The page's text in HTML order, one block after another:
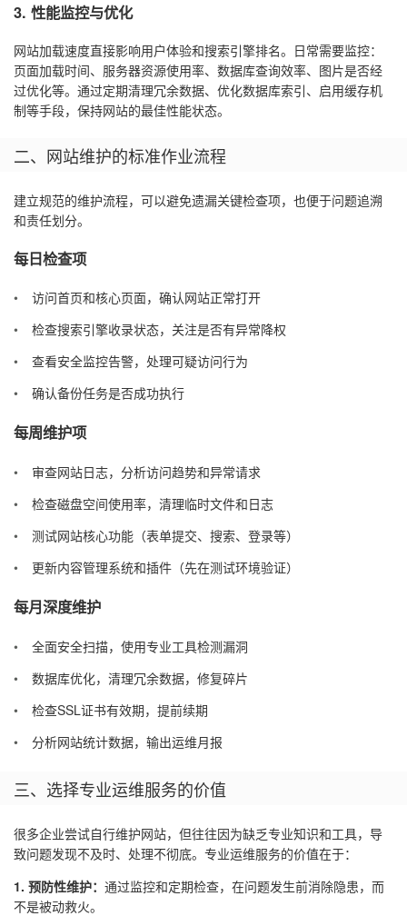
3. 性能监控与优化
网站加载速度直接影响用户体验和搜索引擎排名。日常需要监控：
页面加载时间、服务器资源使用率、数据库查询效率、图片是否经
过优化等。通过定期清理冗余数据、优化数据库索引、启用缓存机
制等手段，保持网站的最佳性能状态。
二、网站维护的标准作业流程
建立规范的维护流程，可以避免遗漏关键检查项，也便于问题追溯
和责任划分。
每日检查项
访问首页和核心页面，确认网站正常打开
检查搜索引擎收录状态，关注是否有异常降权
查看安全监控告警，处理可疑访问行为
确认备份任务是否成功执行
每周维护项
审查网站日志，分析访问趋势和异常请求
检查磁盘空间使用率，清理临时文件和日志
测试网站核心功能（表单提交、搜索、登录等）
更新内容管理系统和插件（先在测试环境验证）
每月深度维护
全面安全扫描，使用专业工具检测漏洞
数据库优化，清理冗余数据，修复碎片
检查SSL证书有效期，提前续期
分析网站统计数据，输出运维月报
三、选择专业运维服务的价值
很多企业尝试自行维护网站，但往往因为缺乏专业知识和工具，导
致问题发现不及时、处理不彻底。专业运维服务的价值在于：
1. 预防性维护： 通过监控和定期检查，在问题发生前消除隐患，而
不是被动救火。